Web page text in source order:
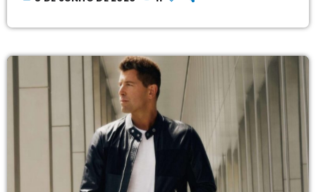
chuta a porta com uma proposta puramente voltada às suas